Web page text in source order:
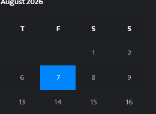
T F S
S
1
2
6 7 8
9
13 14 15
16